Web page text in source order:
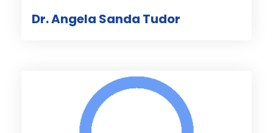
Dr. Angela Sanda Tudor